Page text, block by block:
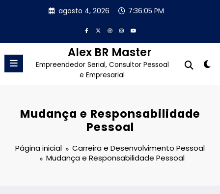
agosto 4, 2026 7:36:06 PM
Alex BR Master
Empreendedor Serial, Consultor Pessoal
e Empresarial
Mudança e Responsabilidade
Pessoal
Página inicial
Carreira e Desenvolvimento Pessoal
Mudança e Responsabilidade Pessoal